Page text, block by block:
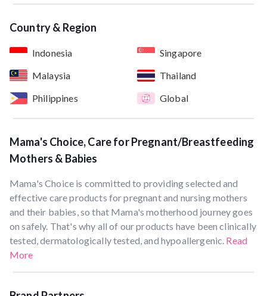
Country & Region
Indonesia
Singapore
Malaysia
Thailand
Philippines
Global
Mama's Choice, Care for Pregnant/Breastfeeding
Mothers & Babies
Mama's Choice is committed to providing selected and
effective care products for pregnant and nursing mothers
and their babies, so that Mama's motherhood journey goes
on safely. That's why all of our products have been clinically
tested, dermatologically tested, and hypoallergenic. Read
More